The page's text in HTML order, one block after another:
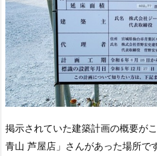
掲示されていた建築計画の概要が
青山 芦屋店」さんがあった場所で